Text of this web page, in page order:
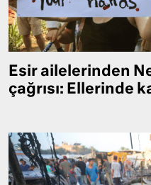
Esir ailelerinden
çağrısı: Ellerinde